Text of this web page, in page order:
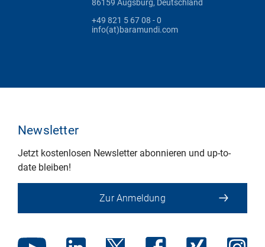
86159 Augsburg, Deutschland
+49 821 5 67 08 - 0
info(at)baramundi.com
Newsletter
Jetzt kostenlosen Newsletter abonnieren und up-to-
date bleiben!
Zur Anmeldung